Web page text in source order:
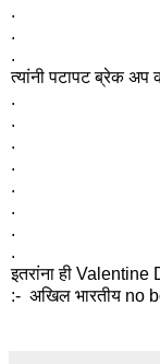
.
.
.
त्यांनी पटापट ब्रेक
.
.
.
.
.
.
.
.
इतरांना ही ‪Valentine‬
:- अखिल भारतीय no